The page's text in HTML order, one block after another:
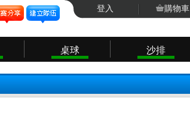
登入 購物車
桌球 沙排